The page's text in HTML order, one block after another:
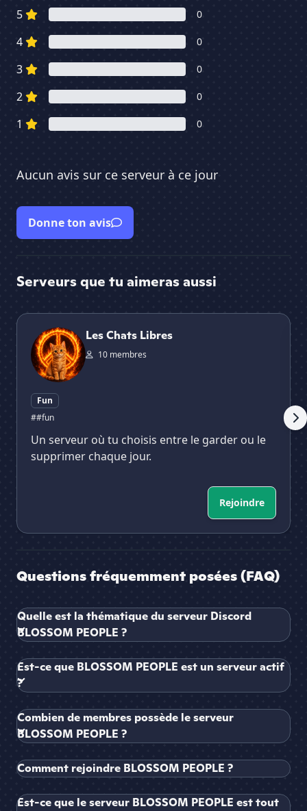
5 0
4 0
3 0
2 0
1 0
Aucun avis sur ce serveur à ce jour
Donne ton avis
Serveurs que tu aimeras aussi
Les Chats Libres
Les Chats Libres
10 membres
Fun
##fun
Un serveur où tu choisis entre le garder ou le
supprimer chaque jour.
Rejoindre
Questions fréquemment posées (FAQ)
Quelle est la thématique du serveur Discord
BLOSSOM PEOPLE ?
Est-ce que BLOSSOM PEOPLE est un serveur actif
?
Combien de membres possède le serveur
BLOSSOM PEOPLE ?
Comment rejoindre BLOSSOM PEOPLE ?
Est-ce que le serveur BLOSSOM PEOPLE est tout